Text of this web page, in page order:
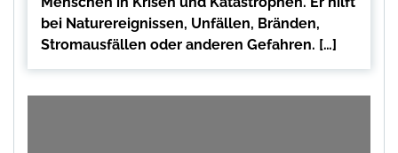
bei Naturereignissen, Unfällen, Bränden,
Stromausfällen oder anderen Gefahren. […]